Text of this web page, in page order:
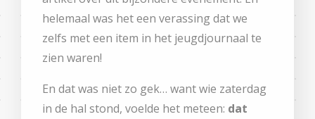
helemaal was het een verassing dat we
zelfs met een item in het jeugdjournaal te
zien waren!
En dat was niet zo gek… want wie zaterdag
in de hal stond, voelde het meteen: dat